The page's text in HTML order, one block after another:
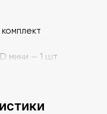
мини — 1 шт